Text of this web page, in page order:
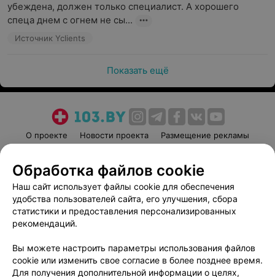
убеждена, должен только специалист. А хорошего
спеца днем с огнем не сы...
Источник Yclients
Показать ещё
О проекте Новости проекта
Размещение рекламы
Пользовательское соглашение
Способы оплаты
Вакансии
Партнеры
Написать руководителю 103.by
Обработка персональных данных
Обработка файлов cookie
Наш сайт использует файлы cookie для обеспечения
удобства пользователей сайта, его улучшения, сбора
статистики и предоставления персонализированных
рекомендаций.
Вы можете настроить параметры использования файлов
cookie или изменить свое согласие в более позднее время.
Для получения дополнительной информации о целях,